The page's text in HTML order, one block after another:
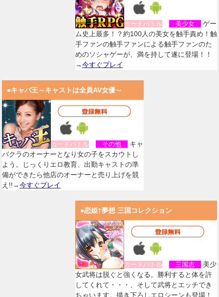
カードバトル 美少女
ゲー
ム史上最多！？約100人の美女を触手責め！触
手ファンの触手ファンによる触手ファンのた
めのソシャゲーが、満を持して遂に登場！！
→今すぐプレイ
●キャバ王～キャストは全員AV女優～
カードバトル その他
キャ
バクラのオーナーとなり女の子をスカウトし
よう。じっくりエロ教育、出勤キャストの準
備ができたら他店のオーナーと売り上げを競
え!!→今すぐプレイ
●恋姫†夢想 三国コレクション
カードバトル 三国志
美少
女武将は脱ぐと強くなる。勝利すると体を許
してくれて・・・、そして武将とエッチでき
ちゃいます。描き下ろしエロシーンも登場！